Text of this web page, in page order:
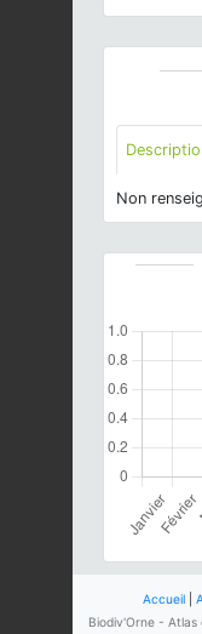
Non
Accueil|
Biodiv'Orne - Atlas